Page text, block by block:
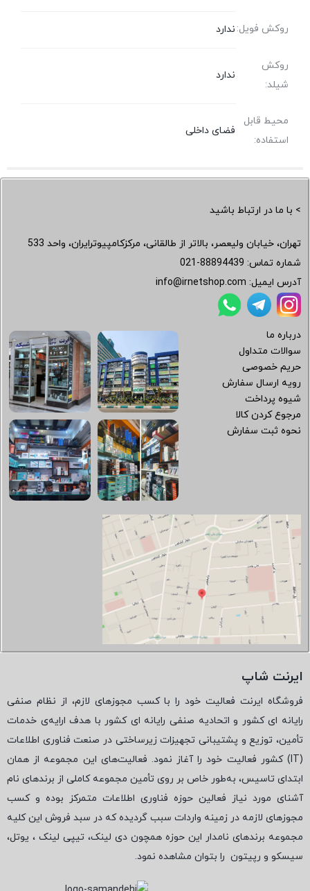
روکش فویل: ندارد
روکش
شیلد:
ندارد
محیط قابل
استفاده:
فضای داخلی
> با ما در ارتباط باشید
تهران، خیابان ولیعصر، بالاتر از طالقانی، مرکزکامپیوترایران، واحد 533
شماره تماس: 021-88894439
آدرس ایمیل: info@irnetshop.com
درباره ما
سوالات متداول
حریم خصوصی
رویه ارسال سفارش
شیوه پرداخت
مرجوع کردن کالا
نحوه ثبت سفارش
ایرنت شاپ
فروشگاه ایرنت فعالیت خود را با کسب مجوزهای لازم، از نظام صنفی
رایانه ای کشور و اتحادیه صنفی رایانه ای کشور با هدف ارایه‌ی خدمات
تأمین، توزیع و پشتیبانی تجهیزات زیرساختی در صنعت فناوری اطلاعات
(
IT) کشور فعالیت خود را آغاز نمود. فعالیت‌های این مجموعه از همان
ابتدای تاسیس، به‌طور خاص بر روی تأمین مجموعه کاملی از برندهای نام
آشنای مورد نیاز فعالین حوزه فناوری اطلاعات متمرکز بوده و کسب
مجوزهای لازمه در زمینه واردات سبب گردیده که در سبد فروش این کلیه
مجموعه برندهای نامدار این حوزه همچون دی لینک، تیپی لینک ، یوتل،
سیسکو و رپیتون را بتوان مشاهده نمود.